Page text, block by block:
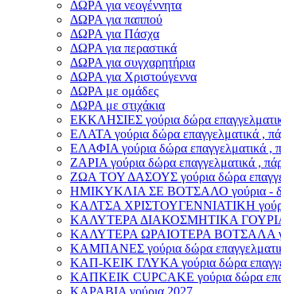
ΔΩΡΑ για νεογέννητα
ΔΩΡΑ για παππού
ΔΩΡΑ για Πάσχα
ΔΩΡΑ για περαστικά
ΔΩΡΑ για συγχαρητήρια
ΔΩΡΑ για Χριστούγεννα
ΔΩΡΑ με ομάδες
ΔΩΡΑ με στιχάκια
ΕΚΚΛΗΣΙΕΣ γούρια δώρα
ΕΛΑΤΑ γούρια δώρα επαγγελματικά ,
ΕΛΑΦΙΑ γούρια δώρα επαγγελματικά ,
ΖΑΡΙΑ γούρια δώρα επαγγελματικά ,
ΖΩΑ ΤΟΥ ΔΑΣΟΥΣ γούρια δώρα
ΗΜΙΚΥΚΛΙΑ ΣΕ ΒΟΤΣΑΛΟ γούρια -
ΚΑΛΤΣΑ ΧΡΙΣΤΟΥΓΕΝΝΙΑΤΙΚΗ γούρια
ΚΑΛΥΤΕΡΑ ΔΙΑΚΟΣΜΗΤΙΚΑ
ΚΑΛΥΤΕΡΑ ΩΡΑΙΟΤΕΡΑ ΒΟΤΣΑΛΑ γα
ΚΑΜΠΑΝΕΣ γούρια δώρα
ΚΑΠ-ΚΕΙΚ ΓΛΥΚΑ γούρια δώρα
ΚΑΠΚΕΙΚ CUPCAKE γούρια δώρα
ΚΑΡΑΒΙΑ γούρια 2027